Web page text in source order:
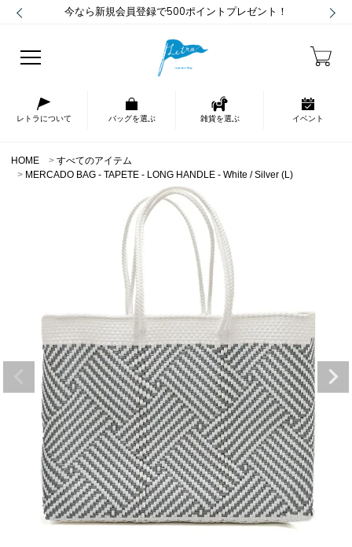
今なら新規会員登録で500ポイントプレゼント！
レトラについて バッグを選ぶ 雑貨を選ぶ イベント
HOME
すべてのアイテム
MERCADO BAG - TAPETE - LONG HANDLE - White / Silver (L)